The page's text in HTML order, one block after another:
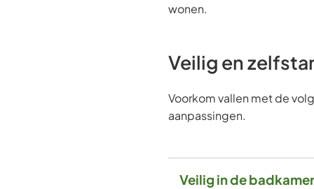
wonen.
Veilig en
Voorkom vallen met de
aanpassingen.
Veilig in de badkamer